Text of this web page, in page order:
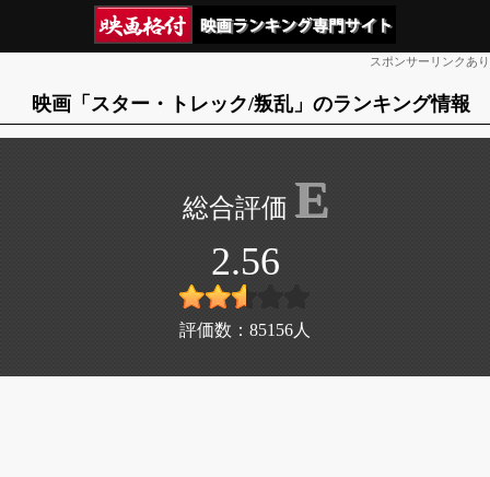
スポンサーリンクあり
映画「スター・トレック/叛乱」のランキング情報
E
2.56
評価数： 85156 人